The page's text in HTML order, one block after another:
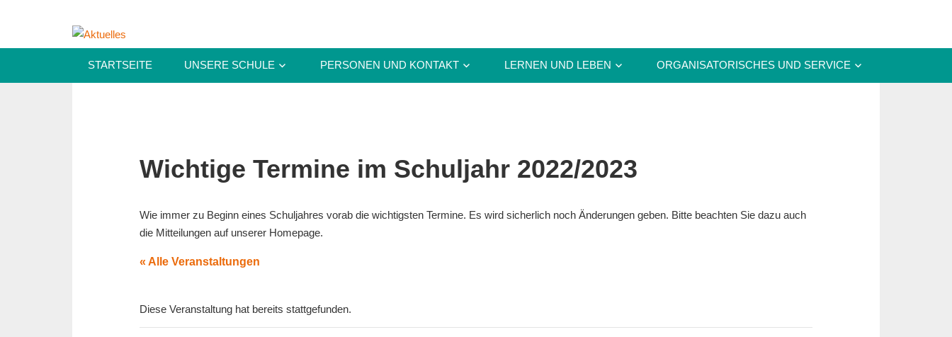
Fried-
STARTSEITE UNSERE SCHULE PERSONEN UND KONTAKT LERNEN UND LEBEN ORGANISATORISCHES UND SERVICE
Wichtige Termine im Schuljahr 2022/2023
Wie immer zu Beginn eines Schuljahres vorab die wichtigsten Termine. Es wird sicherlich noch Änderungen geben. Bitte beachten Sie dazu auch
die Mitteilungen auf unserer Homepage.
« Alle Veranstaltungen
Diese Veranstaltung hat bereits stattgefunden.